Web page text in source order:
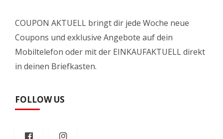
COUPON AKTUELL bringt dir jede Woche neue
Coupons und exklusive Angebote auf dein
Mobiltelefon oder mit der EINKAUFAKTUELL direkt
in deinen Briefkasten.
FOLLOW US